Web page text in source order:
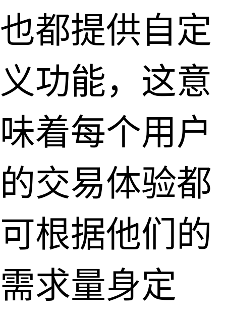
也都提供自定
义功能，这意
味着每个用户
的交易体验都
可根据他们的
需求量身定